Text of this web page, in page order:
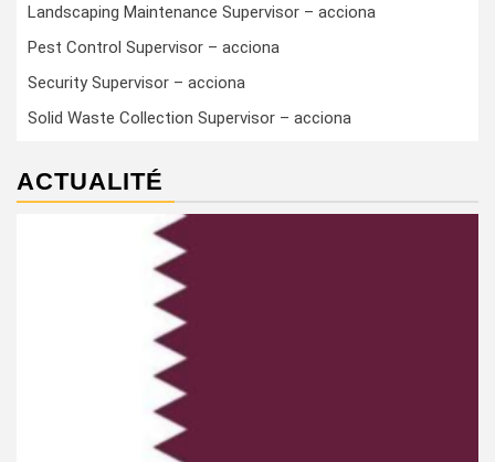
Landscaping Maintenance Supervisor – acciona
Pest Control Supervisor – acciona
Security Supervisor – acciona
Solid Waste Collection Supervisor – acciona
ACTUALITÉ